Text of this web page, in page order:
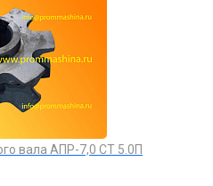
вала АПР-7,0 СТ 5.0П